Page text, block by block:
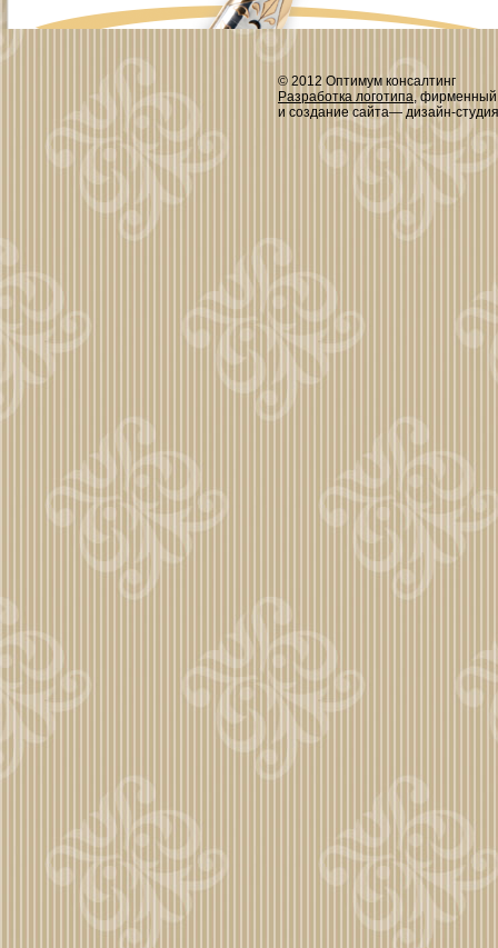
© 2012 Оптимум консалтинг
Разработка логотипа, фирменный
и создание сайта— дизайн-